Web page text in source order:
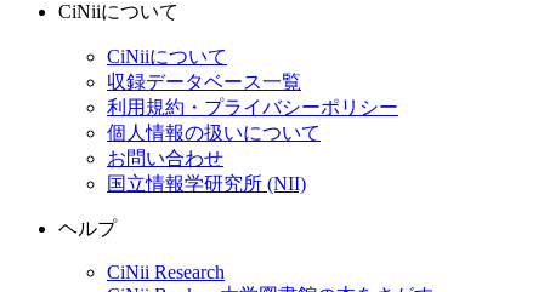
CiNiiについて
CiNiiについて
収録データベース一覧
利用規約・プライバシーポリシー
個人情報の扱いについて
お問い合わせ
国立情報学研究所 (NII)
ヘルプ
CiNii Research